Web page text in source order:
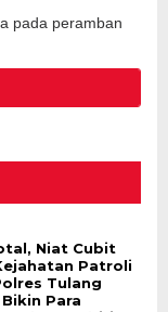
pada peramban
Niat Cubit
Patroli
Tulang
Para